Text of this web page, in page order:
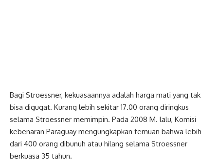
Bagi Stroessner, kekuasaannya adalah harga mati yang tak
bisa digugat. Kurang lebih sekitar 17.00 orang diringkus
selama Stroessner memimpin. Pada 2008 M. lalu, Komisi
kebenaran Paraguay mengungkapkan temuan bahwa lebih
dari 400 orang dibunuh atau hilang selama Stroessner
berkuasa 35 tahun.